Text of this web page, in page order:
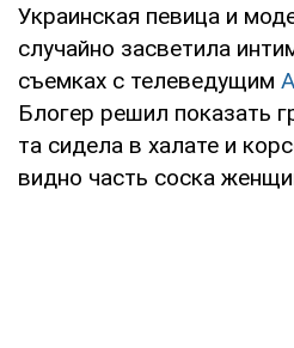
Украинская певица и
случайно засветила
съемках с телеведущим
Блогер решил показать
та сидела в халате и
видно часть соска